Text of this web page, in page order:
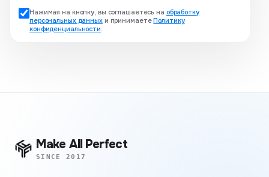
Нажимая на кнопку, вы соглашаетесь на обработку
персональных данных и принимаете Политику
конфиденциальности.
Make All Perfect
SINCE 2017